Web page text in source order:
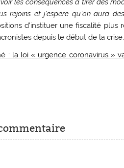
les conséquences à tirer des
rejoins et j’espère qu’on aura
d’instituer une fiscalité
depuis le début de la crise.
: la loi « urgence coronavirus »